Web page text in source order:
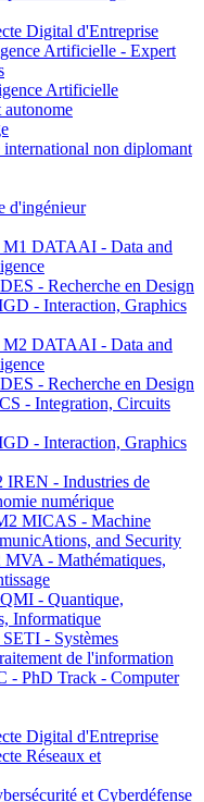
Digital d'Entreprise
Artificielle - Expert
Artificielle
autonome
non diplomant
d'ingénieur
DATAAI - Data and
- Recherche en Design
- Interaction, Graphics
DATAAI - Data and
- Recherche en Design
- Integration, Circuits
- Interaction, Graphics
- Industries de
numérique
MICAS - Machine
and Security
- Mathématiques,
- Quantique,
Informatique
- Systèmes
de l'information
- PhD Track - Computer
Digital d'Entreprise
Réseaux et
et Cyberdéfense